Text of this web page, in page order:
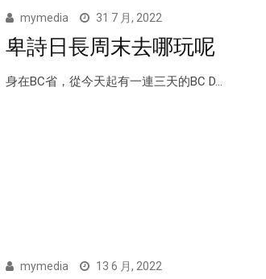
mymedia 31 7 月, 2022
卑詩日長周末去哪玩呢
身在BC省，從今天起有一連三天的BC D...
mymedia 13 6 月, 2022